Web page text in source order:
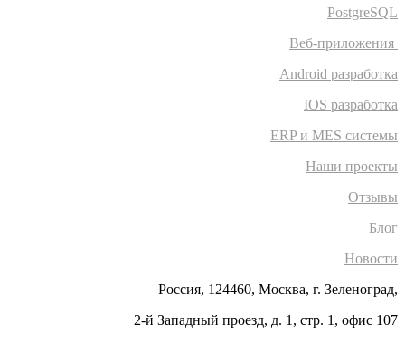
PostgreSQL
Веб-приложения
Android разработка
IOS разработка
ERP и MES системы
Наши проекты
Отзывы
Блог
Новости
Россия, 124460, Москва, г. Зеленоград,
2-й Западный проезд, д. 1, стр. 1, офис 107